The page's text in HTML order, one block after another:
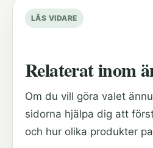
LÄS VIDARE
Relaterat inom
Om du vill göra valet
sidorna hjälpa dig att
och hur olika produkter